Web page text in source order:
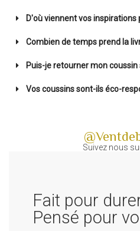
D'où viennent vos inspirations
Combien de temps prend la
Puis-je retourner mon
Vos coussins sont-ils éco-
Suivez nous
Fait pour
Pensé pour